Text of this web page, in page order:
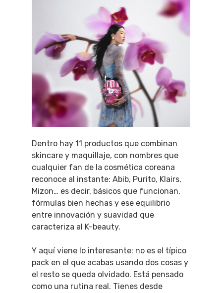
Dentro hay 11 productos que combinan
skincare y maquillaje, con nombres que
cualquier fan de la cosmética coreana
reconoce al instante: Abib, Purito, Klairs,
Mizon… es decir, básicos que funcionan,
fórmulas bien hechas y ese equilibrio
entre innovación y suavidad que
caracteriza al K-beauty.
Y aquí viene lo interesante: no es el típico
pack en el que acabas usando dos cosas y
el resto se queda olvidado. Está pensado
como una rutina real. Tienes desde